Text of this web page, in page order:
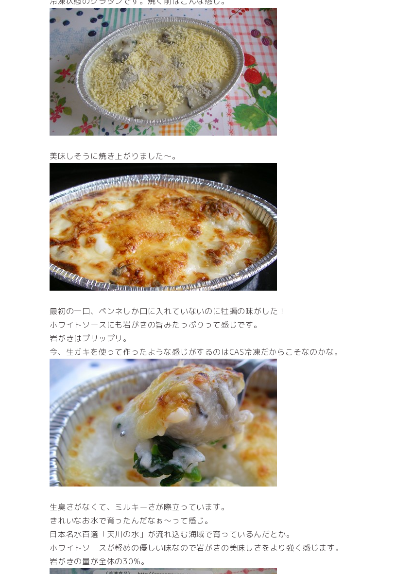
美味しそうに焼き上がりました～。
最初の一口、ペンネしか口に入れていないのに牡蠣の味がした！
ホワイトソースにも岩がきの旨みたっぷりって感じです。
岩がきはプリップリ。
今、生ガキを使って作ったような感じがするのはCAS冷凍だからこそなのかな。
生臭さがなくて、ミルキーさが際立っています。
きれいなお水で育ったんだなぁ～って感じ。
日本名水百選「天川の水」が流れ込む海域で育っているんだとか。
ホワイトソースが軽めの優しい味なので岩がきの美味しさをより強く感じます。
岩がきの量が全体の30%。